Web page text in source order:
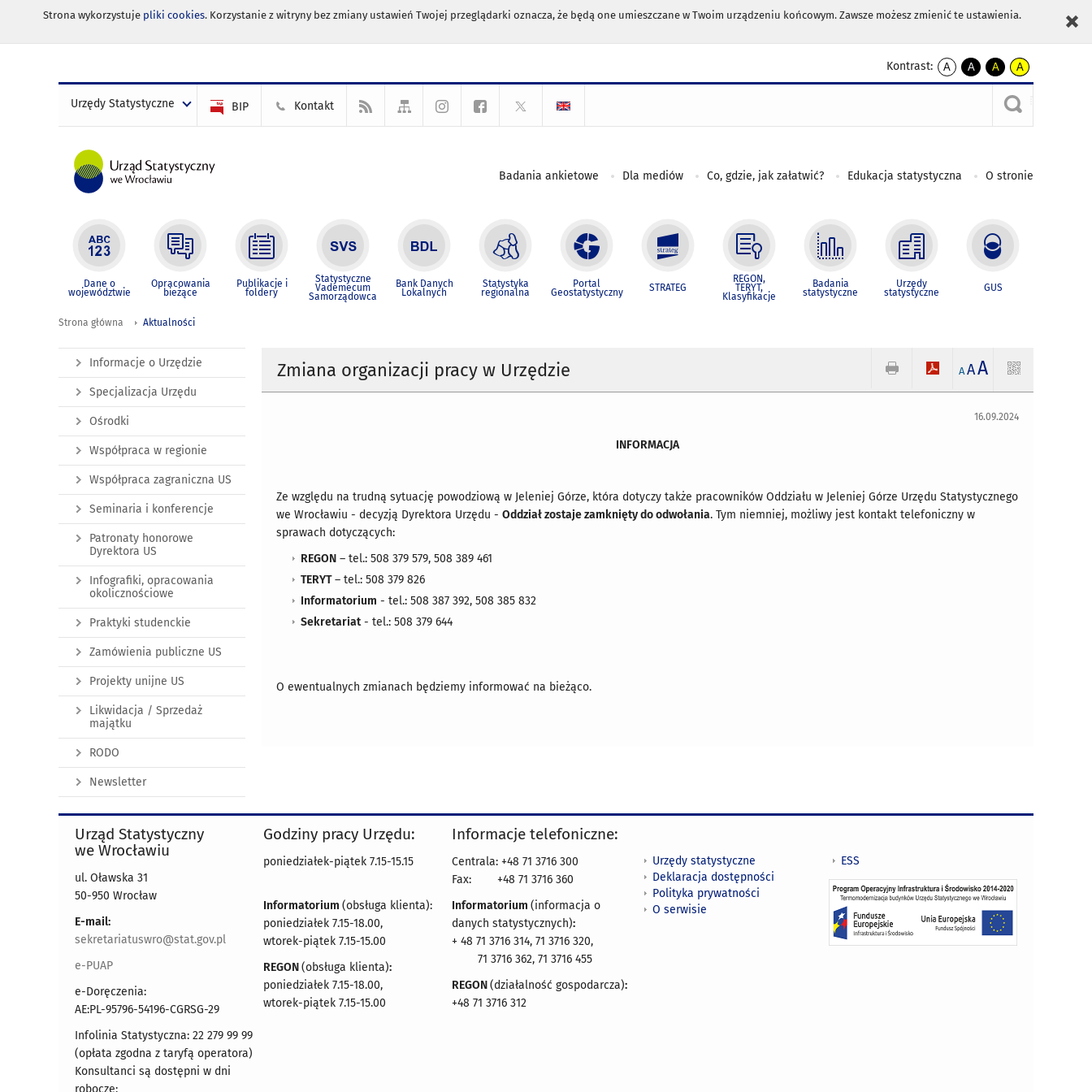
Strona wykorzystuje pliki cookies. Korzystanie z witryny bez zmiany ustawień Twojej przeglądarki oznacza, że będą one umieszczane w Twoim urządzeniu końcowym. Zawsze możesz zmienić te ustawienia.
Kontrast:
A
kontrast
A
kontrast
czarnym
A
kontrast
żółty
tekst
czarnym
A
kontrast
czarny
tekst
żółtym
Urzędy Statystyczne BIP Kontakt
Badania ankietowe Dla mediów Co, gdzie, jak załatwić? Edukacja statystyczna O stronie
Dane o
województwie
Opracowania
bieżące
Publikacje i
foldery
Statystyczne
Vademecum
Samorządowca
Bank Danych
Lokalnych
Statystyka
regionalna
Portal
Geostatystyczny STRATEG
REGON,
TERYT,
Klasyfikacje
Badania
statystyczne
Urzędy
statystyczne GUS
Strona główna Aktualności
Zmiana organizacji pracy w Urzędzie A AA
16.09.2024
INFORMACJA
Ze względu na trudną sytuację powodziową w Jeleniej Górze, która dotyczy także pracowników Oddziału w Jeleniej Górze Urzędu Statystycznego
we Wrocławiu - decyzją Dyrektora Urzędu -Oddział zostaje zamknięty do odwołania. Tym niemniej, możliwy jest kontakt telefoniczny w
sprawach dotyczących:
REGON – tel.: 508 379 579, 508 389 461
TERYT– tel.: 508 379 826
Informatorium - tel.: 508 387 392, 508 385 832
Sekretariat- tel.: 508 379 644
O ewentualnych zmianach będziemy informować na bieżąco.
Informacje o Urzędzie
Specjalizacja Urzędu
Ośrodki
Współpraca w regionie
Współpraca zagraniczna US
Seminaria i konferencje
Patronaty honorowe
Dyrektora US
Infografiki, opracowania
okolicznościowe
Praktyki studenckie
Zamówienia publiczne US
Projekty unijne US
Likwidacja / Sprzedaż
majątku
RODO
Newsletter
Urząd Statystyczny
we Wrocławiu
ul. Oławska 31
50-950 Wrocław
E-mail:
sekretariatuswro@stat.gov.pl
e-PUAP
e-Doręczenia:
AE:PL-95796-54196-CGRSG-29
Infolinia Statystyczna: 22 279 99 99
(opłata zgodna z taryfą operatora)
Konsultanci są dostępni w dni
robocze:
Godziny pracy Urzędu:
poniedziałek-piątek 7.15-15.15
Informatorium (obsługa klienta):
poniedziałek 7.15-18.00,
wtorek-piątek 7.15-15.00
REGON(obsługa klienta):
poniedziałek 7.15-18.00,
wtorek-piątek 7.15-15.00
Informacje telefoniczne:
Centrala: +48 71 3716 300
Fax:
+48 71 3716 360
Informatorium (informacja o
danych statystycznych):
+ 48 71 3716 314, 71 3716 320,
71 3716 362, 71 3716 455
REGON(działalność gospodarcza):
+48 71 3716 312
Urzędy statystyczne
Deklaracja dostępności
Polityka prywatności
O serwisie
ESS